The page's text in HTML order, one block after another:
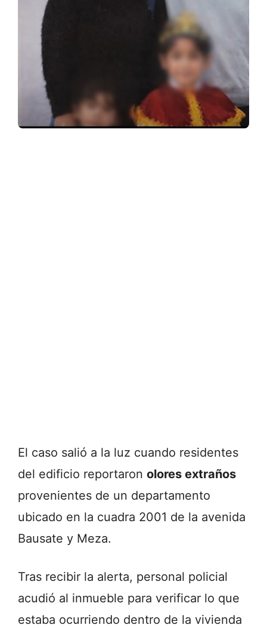
El caso salió a la luz cuando residentes
del edificio reportaron olores extraños
provenientes de un departamento
ubicado en la cuadra 2001 de la avenida
Bausate y Meza.
Tras recibir la alerta, personal policial
acudió al inmueble para verificar lo que
estaba ocurriendo dentro de la vivienda